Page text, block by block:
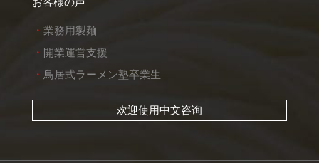
業務用製麺
開業運営支援
鳥居式ラーメン塾卒業生
欢迎使用中文咨询